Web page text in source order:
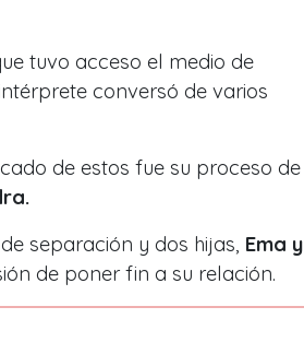
tuvo acceso el medio de
conversó de varios
de estos fue su proceso de
separación y dos hijas, Ema y
de poner fin a su relación.